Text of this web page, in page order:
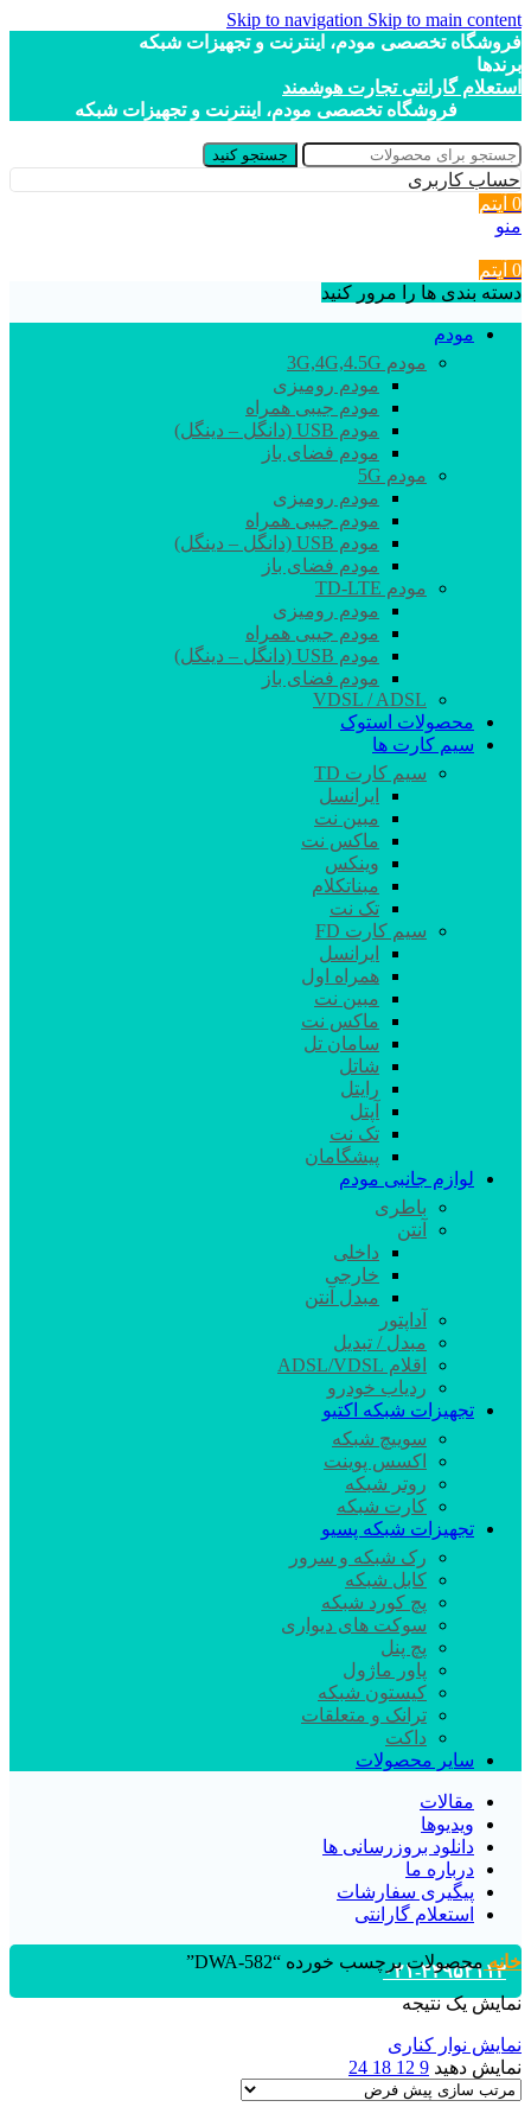
Skip to navigation Skip to main content
فروشگاه تخصصی مودم، اینترنت و تجهیزات شبکه
برندها
استعلام گارانتی تجارت هوشمند
فروشگاه تخصصی مودم، اینترنت و تجهیزات شبکه
جستجو کنید
حساب کاربری
0 آیتم
منو
0 آیتم
دسته بندی ها را مرور کنید
مودم
مودم 3G,4G,4.5G
مودم رومیزی
مودم جیبی همراه
مودم USB (دانگل – دینگل)
مودم فضای باز
مودم 5G
مودم رومیزی
مودم جیبی همراه
مودم USB (دانگل – دینگل)
مودم فضای باز
مودم TD-LTE
مودم رومیزی
مودم جیبی همراه
مودم USB (دانگل – دینگل)
مودم فضای باز
VDSL / ADSL
محصولات استوک
سیم کارت ها
سیم کارت TD
ایرانسل
مبین نت
ماکس نت
وینکس
مبناتکلام
تک نت
سیم کارت FD
ایرانسل
همراه اول
مبین نت
ماکس نت
سامان تل
شاتل
رایتل
آپتل
تک نت
پیشگامان
لوازم جانبی مودم
باطری
آنتن
داخلی
خارجی
مبدل آنتن
آداپتور
مبدل / تبدیل
اقلام ADSL/VDSL
ردیاب خودرو
تجهیزات شبکه اکتیو
سوییچ شبکه
اکسس پوینت
روتر شبکه
کارت شبکه
تجهیزات شبکه پسیو
رک شبکه و سرور
کابل شبکه
پچ کورد شبکه
سوکت های دیواری
پچ پنل
پاور ماژول
کیستون شبکه
ترانک و متعلقات
داکت
سایر محصولات
مقالات
ویدیوها
دانلود بروزرسانی ها
درباره ما
پیگیری سفارشات
استعلام گارانتی
۰۲۱-۴۴۹۵۲۱۱۳خانه محصولات برچسب خورده “DWA-582”
نمایش یک نتیجه
نمایش نوار کناری
نمایش دهید 9
12
18
24